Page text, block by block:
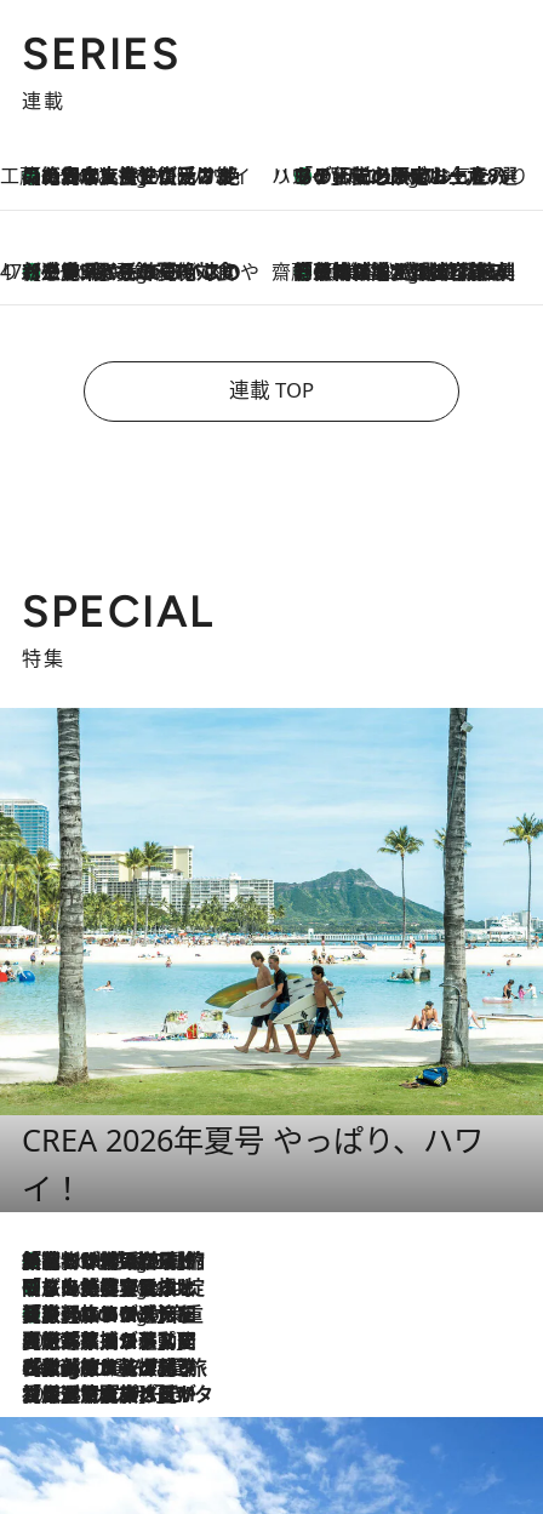
SERIES
連載
工藤まやのおもてなしハワイ
9 Hours Ago
【ハワイ土産】ローカルの絶大な支持で復活！ 絶品の幻クッキー《元ファンの日本人女性が受け継いだ名店》 ハワイ賢者 リサのお気に入りリスト9 Hours Ago
あの伝説の限定トートも！ リニューアルした「ディーン＆デルーカ ハワイ」で必須のお土産8選
47都道府県の手みやげ ひんやりスイーツで夏を満喫
9 Hours Ago
【三重県】この夏絶対食べたい 冷やしておいしいおやつ3選 お餅×アイスの新感覚スイーツ 齋藤 薫 美容脳ルネサンス
9 Hours Ago
「荷物が増えるほど旅ストレスは増す」美容ジャーナリストがたどり着いた最終結論。“化粧品を劇的に減らす”感動の凝縮美容とは
連載 TOP
SPECIAL
特集
CREA 2026年夏号 やっぱり、ハワ
イ！
9 Hours Ago
「荷物が増えるほど旅ストレスは増す」美容ジャーナリストがたどり着いた最終結論。“化粧品を劇的に減らす”感動の凝縮美容とは
9 Hours Ago
「旅先には金髪ウィッグを持参」日本と同じメイクでは損してる!? 美容ジャーナリストが提案する“掟破りの旅美容”とは
9 Hours Ago
【厳選旅コスメ】「身軽さ＆UV対策重視！」ヘアアーティストshucoが選んだ夏旅ベストコスメを発表【Mサイズジップ】
2026.8.5
【厳選旅コスメ】国内をあちこち移動する河井菜摘が選んだ夏旅ベストコスメ発表！「リラックスアイテムはマスト」【Mサイズジップ】
2026.8.4
【厳選旅コスメ】「紫外線＆乾燥対策しながらメイク感も！」ヘア＆メイクGeorgeが選んだ夏旅ベストコスメを発表！【Mサイズジップ】
2026.8.3
【厳選旅コスメ】「保湿もタイパ重視！」“サウナ好き”タレント清水みさとが愛用する夏旅ベストコスメを発表！【Mサイズジップ】